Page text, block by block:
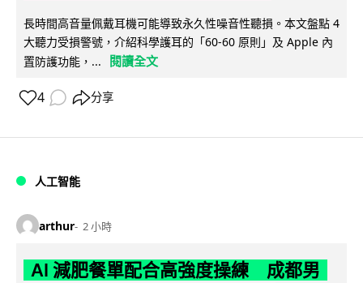
長時間高音量佩戴耳機可能導致永久性噪音性聽損。本文盤點 4
大聽力受損警號，介紹科學護耳的「60-60 原則」及 Apple 內
置防護功能，...
閱讀全文
4 分享
人工智能
arthur 2 小時
AI 減肥餐單配合高強度操練 成都男